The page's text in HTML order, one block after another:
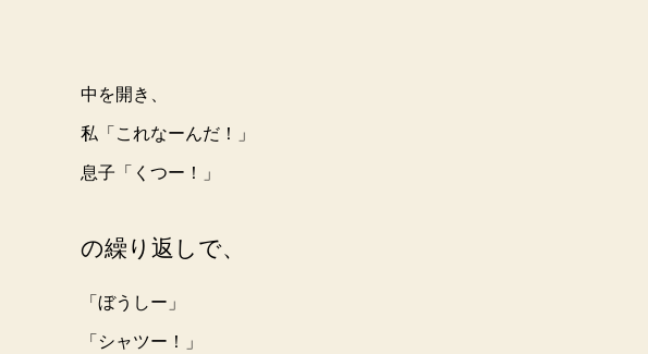
中を開き、
私「これなーんだ！」
息子「くつー！」
の繰り返しで、
「ぼうしー」
「シャツー！」